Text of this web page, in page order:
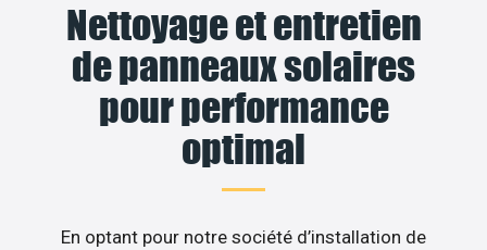
Nettoyage et entretien
de panneaux solaires
pour performance
optimal
En optant pour notre société d’installation de